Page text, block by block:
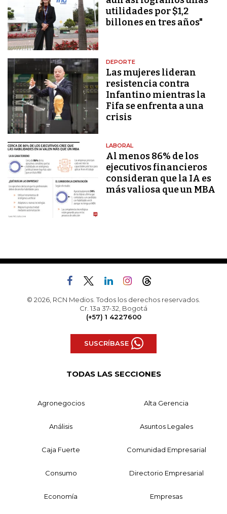
utilidades por $1,2
billones en tres años"
DEPORTE
Las mujeres lideran
resistencia contra
Infantino mientras la
Fifa se enfrenta a una
crisis
LABORAL
Al menos 86% de los
ejecutivos financieros
consideran que la IA es
más valiosa que un MBA
© 2026, RCN Medios. Todos los derechos reservados.
Cr. 13a 37-32, Bogotá
(+57) 1 4227600
SUSCRÍBASE
TODAS LAS SECCIONES
Agronegocios Alta Gerencia
Análisis Asuntos Legales
Caja Fuerte Comunidad Empresarial
Consumo Directorio Empresarial
Economía Empresas